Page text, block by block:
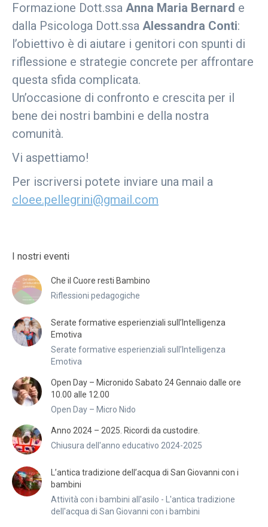
Formazione Dott.ssa Anna Maria Bernard e
dalla Psicologa Dott.ssa Alessandra Conti:
l’obiettivo è di aiutare i genitori con spunti di
riflessione e strategie concrete per affrontare
questa sfida complicata.
Un’occasione di confronto e crescita per il
bene dei nostri bambini e della nostra
comunità.
Vi aspettiamo!
Per iscriversi potete inviare una mail a
cloee.pellegrini@gmail.com
I nostri eventi
Che il Cuore resti Bambino
Riflessioni pedagogiche
Serate formative esperienziali sull’Intelligenza
Emotiva
Serate formative esperienziali sull’Intelligenza
Emotiva
Open Day – Micronido Sabato 24 Gennaio dalle ore
10.00 alle 12.00
Open Day – Micro Nido
Anno 2024 – 2025. Ricordi da custodire.
Chiusura dell'anno educativo 2024-2025
L’antica tradizione dell’acqua di San Giovanni con i
bambini
Attività con i bambini all'asilo - L'antica tradizione
dell'acqua di San Giovanni con i bambini